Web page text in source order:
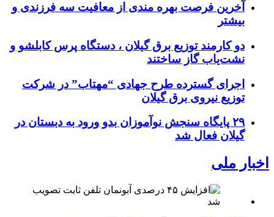
آخرین فرصت بهره مندی از معافیت سه فرزندی و
بیشتر
دو کارمند توزیع برق گیلان ، دستگاه پرس کابلشو و
نشت‌یاب گاز ساختند
اجرای گسترده طرح جهادی “مهتاب” در شرکت
توزیع نیروی برق گیلان
۲۹ پایگاه سنجش نوآموزان بدو ورود به دبستان در
گیلان فعال شد
اخبار ملی